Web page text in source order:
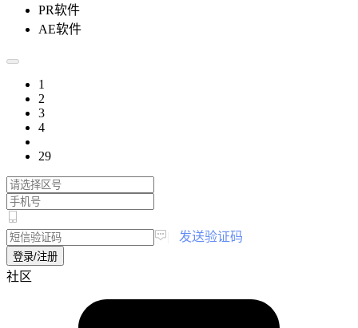
PR软件
AE软件
1
2
3
4
29
发送验证码
登录/注册
社区